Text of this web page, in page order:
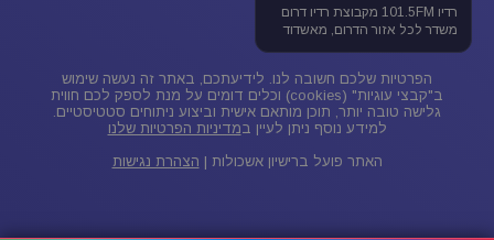
רדיו 101.5FM מקבוצת רדיו דרום
משדר לכל אזור הדרום, מאשדוד
הפרטיות שלכם חשובה לנו. לידיעתכם, באתר זה נעשה שימוש
ב"קבצי עוגיות" (cookies) וכלים דומים על מנת לספק לכם חווית
גלישה טובה יותר, תוכן מותאם אישית וביצוע ניתוחים סטטיסטיים.
למידע נוסף ניתן לעיין במדיניות הפרטיות שלנו
האתר פועל ברישיון אשכולות | הצהרת נגישות